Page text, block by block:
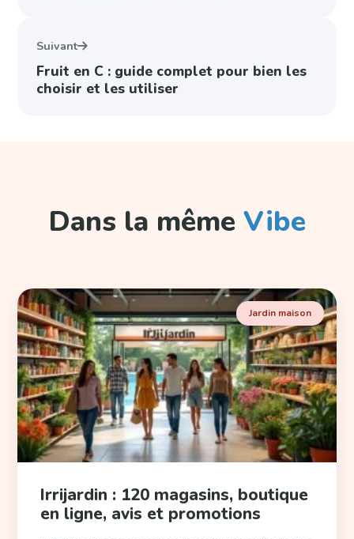
Suivant
Fruit en C : guide complet pour bien les
choisir et les utiliser
Dans la même Vibe
Jardin maison
Irrijardin : 120 magasins, boutique
en ligne, avis et promotions